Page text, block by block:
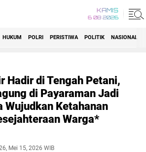
KAMIS
6 08 2026
HUKUM POLRI PERISTIWA POLITIK NASIONAL
Hadir di Tengah Petani,
di Payaraman Jadi
Wujudkan Ketahanan
Warga*
Mei 15, 2026 WIB